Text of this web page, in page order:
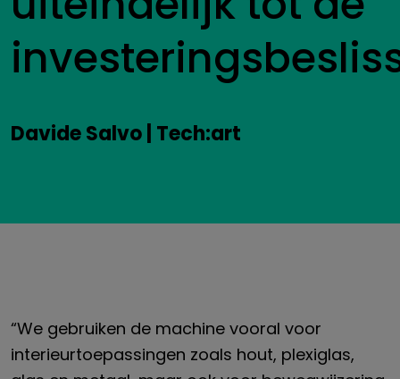
Davide Salvo | Tech:art
“We gebruiken de machine vooral voor
interieurtoepassingen zoals hout, plexiglas,